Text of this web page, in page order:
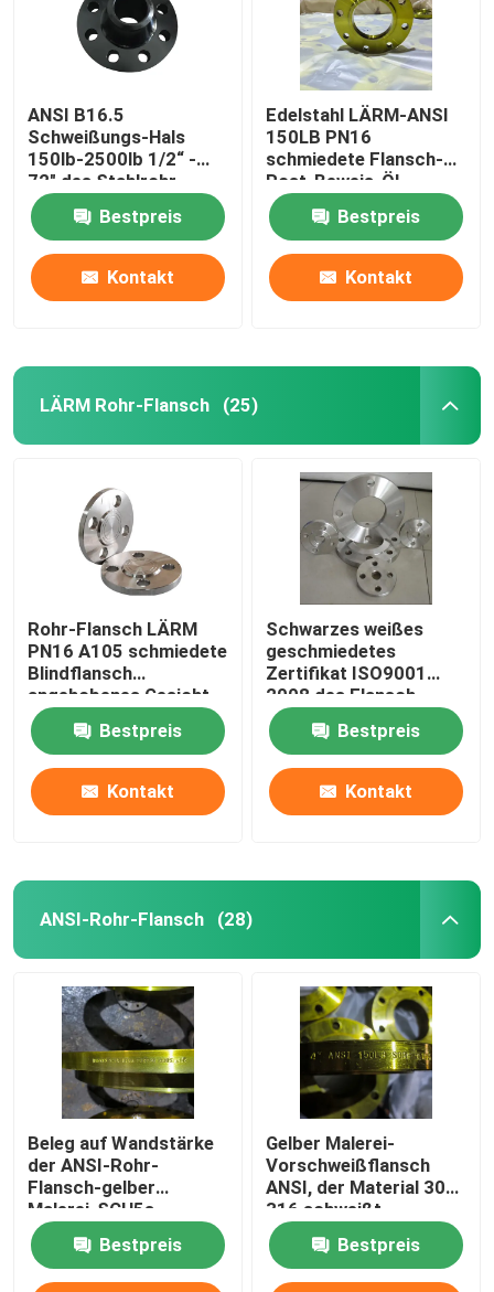
ANSI B16.5
Schweißungs-Hals
150lb-2500lb 1/2“ -
72" des Stahlrohr-
Flansch-WN
Bestpreis
Kontakt
Edelstahl LÄRM-ANSI
150LB PN16
schmiedete Flansch-
Rost-Beweis-Öl,
Bestpreis
Kontakt
LÄRM Rohr-Flansch (25)
Rohr-Flansch LÄRM
PN16 A105 schmiedete
Blindflansch
angehobenes Gesicht
Bestpreis
Kontakt
Schwarzes weißes
geschmiedetes
Zertifikat ISO9001
2008 des Flansch-
Gost-12820
Bestpreis
Kontakt
ANSI-Rohr-Flansch (28)
Beleg auf Wandstärke
der ANSI-Rohr-
Flansch-gelber
Malerei-SCH5s-
SCH160
Bestpreis
Gelber Malerei-
Vorschweißflansch
ANSI, der Material 304
316 schweißt
Bestpreis